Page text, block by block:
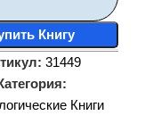
Книгу
31449
Книги